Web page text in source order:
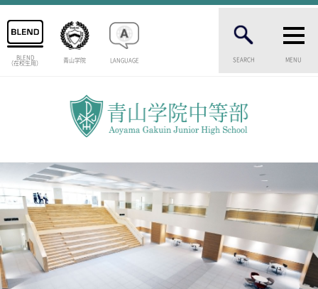
BLEND
（在校生用） 青山学院 LANGUAGE SEARCH MENU
中等部の歴史
特色ある教育
生徒数・教職員数
一貫校の流れ
卒業生インタビュー
校舎情報
メディアライブラリー